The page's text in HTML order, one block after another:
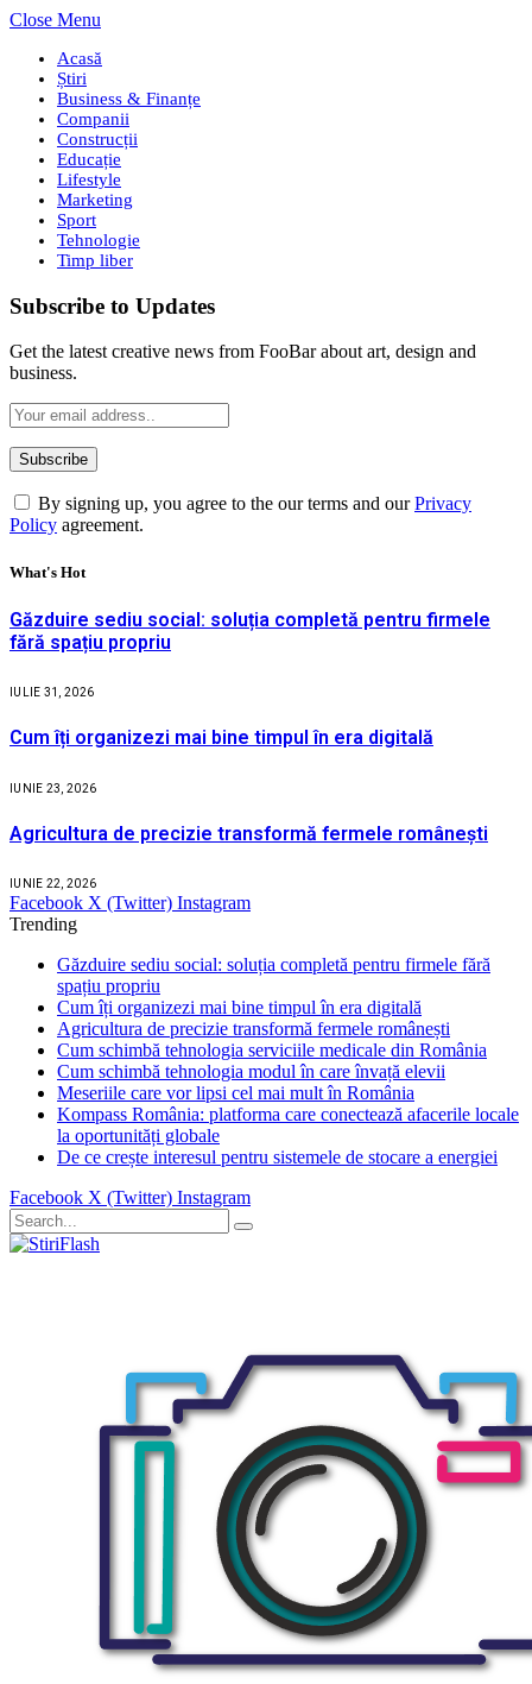
Close Menu
Acasă
Știri
Business & Finanțe
Companii
Construcții
Educație
Lifestyle
Marketing
Sport
Tehnologie
Timp liber
Subscribe to Updates
Get the latest creative news from FooBar about art, design and
business.
By signing up, you agree to the our terms and ourPrivacy
Policy agreement.
What's Hot
Găzduire sediu social: soluția completă pentru firmele
fără spațiu propriu
IULIE 31, 2026
Cum îți organizezi mai bine timpul în era digitală
IUNIE 23, 2026
Agricultura de precizie transformă fermele românești
IUNIE 22, 2026
Facebook X (Twitter) Instagram
Trending
Găzduire sediu social: soluția completă pentru firmele fără
spațiu propriu
Cum îți organizezi mai bine timpul în era digitală
Agricultura de precizie transformă fermele românești
Cum schimbă tehnologia serviciile medicale din România
Cum schimbă tehnologia modul în care învață elevii
Meseriile care vor lipsi cel mai mult în România
Kompass România: platforma care conectează afacerile locale
la oportunități globale
De ce crește interesul pentru sistemele de stocare a energiei
Facebook X (Twitter) Instagram